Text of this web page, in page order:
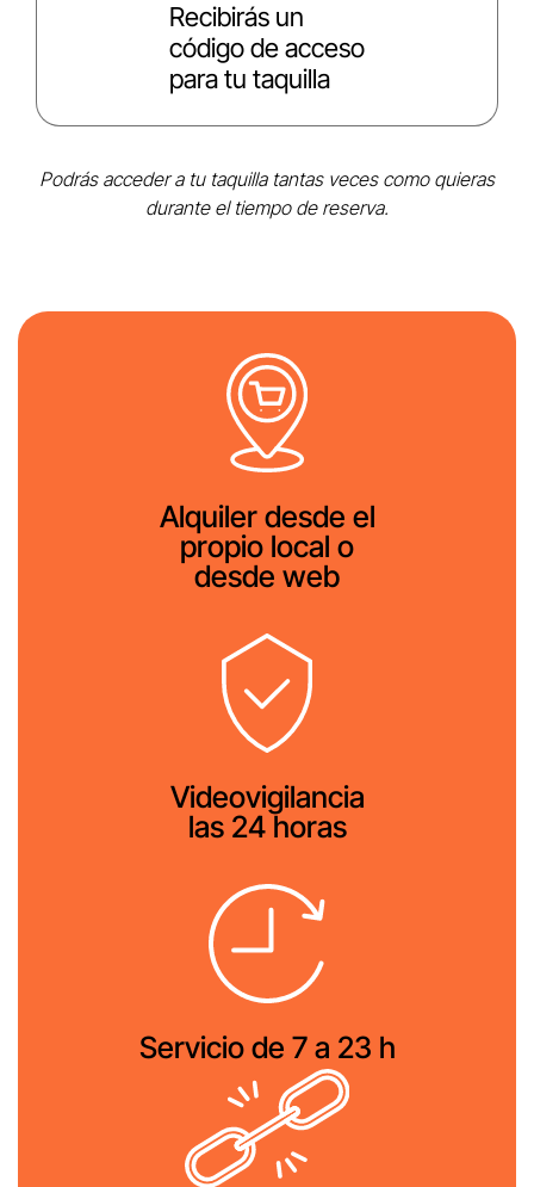
Recibirás un
código de acceso
para tu taquilla
Podrás acceder a tu taquilla tantas veces como quieras
durante el tiempo de reserva.
Alquiler desde el
propio local o
desde web
Videovigilancia
las 24 horas
Servicio de 7 a 23 h